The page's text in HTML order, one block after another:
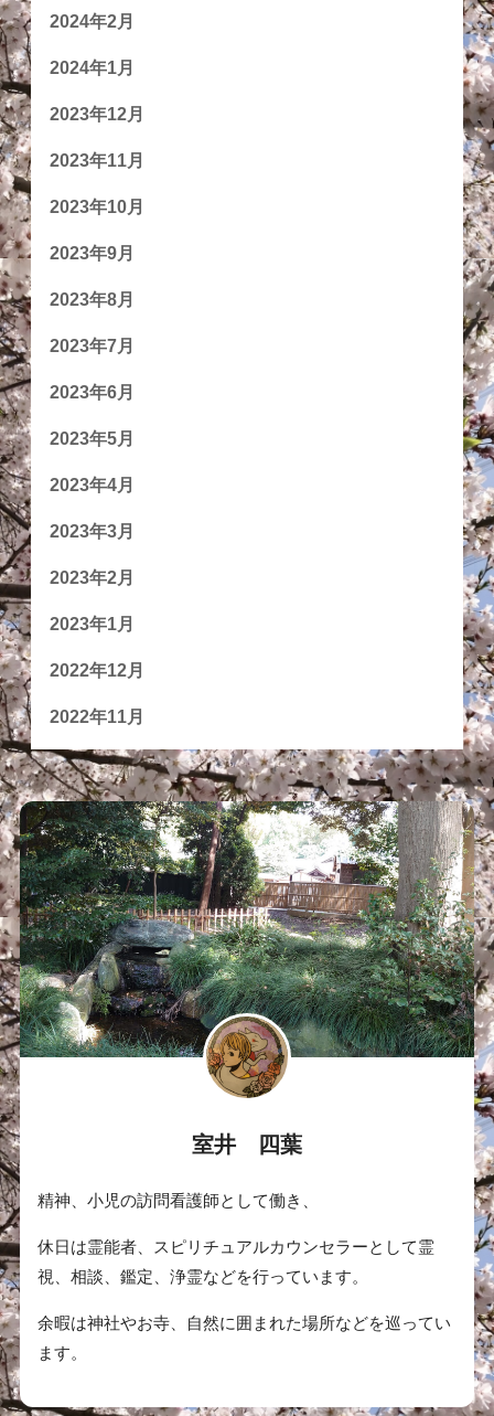
2024年2月
2024年1月
2023年12月
2023年11月
2023年10月
2023年9月
2023年8月
2023年7月
2023年6月
2023年5月
2023年4月
2023年3月
2023年2月
2023年1月
2022年12月
2022年11月
室井 四葉
精神、小児の訪問看護師として働き、
休日は霊能者、スピリチュアルカウンセラーとして霊
視、相談、鑑定、浄霊などを行っています。
余暇は神社やお寺、自然に囲まれた場所などを巡ってい
ます。